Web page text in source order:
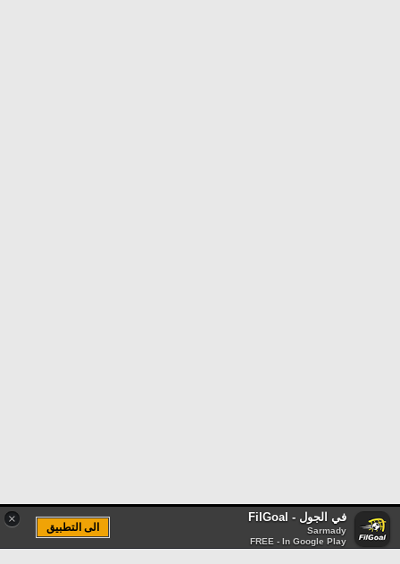
× في الجول - FilGoal
Sarmady
FREE - In Google Play
الى التطبيق